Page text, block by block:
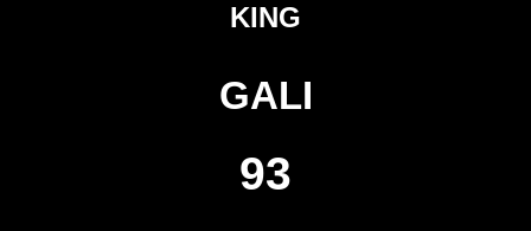
KING
GALI
93